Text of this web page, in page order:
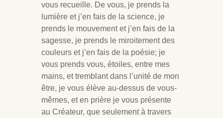
vous recueille. De vous, je prends la
lumière et j’en fais de la science, je
prends le mouvement et j’en fais de la
sagesse, je prends le miroitement des
couleurs et j’en fais de la poésie; je
vous prends vous, étoiles, entre mes
mains, et tremblant dans l’unité de mon
être, je vous élève au-dessus de vous-
mêmes, et en prière je vous présente
au Créateur, que seulement à travers